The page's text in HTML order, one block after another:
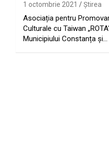
1 octombrie 2021 Ştirea
Asociația pentru
Culturale cu Taiwan
Municipiului Constanța și…